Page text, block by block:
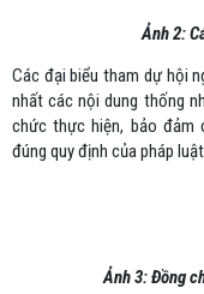
Ảnh 2:
Các đại biểu tham dự hội
nhất các nội dung thống
chức thực hiện, bảo đảm
đúng quy định của pháp
Ảnh 3: Đồng